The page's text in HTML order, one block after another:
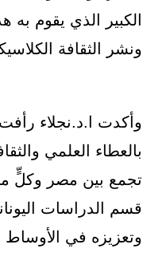
الكبير الذي يقوم
ونشر الثقافة
وأكدت ا.د.نجلاء رأفت
بالعطاء العلمي
تجمع بين مصر وكلٍّ من
قسم الدراسات
وتعزيزه في الأوساط